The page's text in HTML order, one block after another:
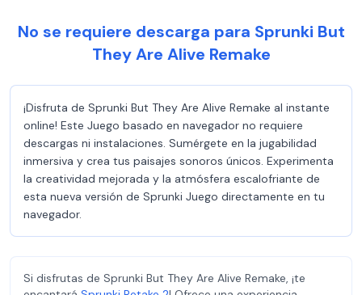
No se requiere descarga para Sprunki But
They Are Alive Remake
¡Disfruta de Sprunki But They Are Alive Remake al instante
online! Este Juego basado en navegador no requiere
descargas ni instalaciones. Sumérgete en la jugabilidad
inmersiva y crea tus paisajes sonoros únicos. Experimenta
la creatividad mejorada y la atmósfera escalofriante de
esta nueva versión de Sprunki Juego directamente en tu
navegador.
Si disfrutas de Sprunki But They Are Alive Remake, ¡te